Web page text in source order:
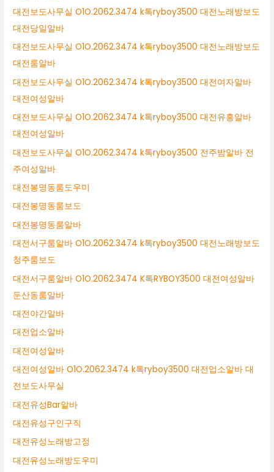
대전보도사무실 O1O.2062.3474 k톡ryboy3500 대전노래방보도
대전당일알바
대전보도사무실 O1O.2062.3474 k톡ryboy3500 대전노래방보도
대전룸알바
대전보도사무실 O1O.2062.3474 k톡ryboy3500 대전여자알바
대전여성알바
대전보도사무실 O1O.2062.3474 k톡ryboy3500 대전유흥알바
대전여성알바
대전보도사무실 O1O.2062.3474 k톡ryboy3500 전주밤알바 전
주여성알바
대전봉명동룸도우미
대전봉명동룸보도
대전봉명동룸알바
대전서구룸알바 O1O.2062.3474 k톡ryboy3500 대전노래방보도
청주룸보도
대전서구룸알바 O1O.2062.3474 K톡RYBOY3500 대전여성알바
둔산동룸알바
대전야간알바
대전업소알바
대전여성알바
대전여성알바 O1O.2062.3474 k톡ryboy3500 대전업소알바 대
전보도사무실
대전유성Bar알바
대전유성구인구직
대전유성노래방고정
대전유성노래방도우미